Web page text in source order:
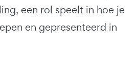
een rol speelt in hoe je
en gepresenteerd in